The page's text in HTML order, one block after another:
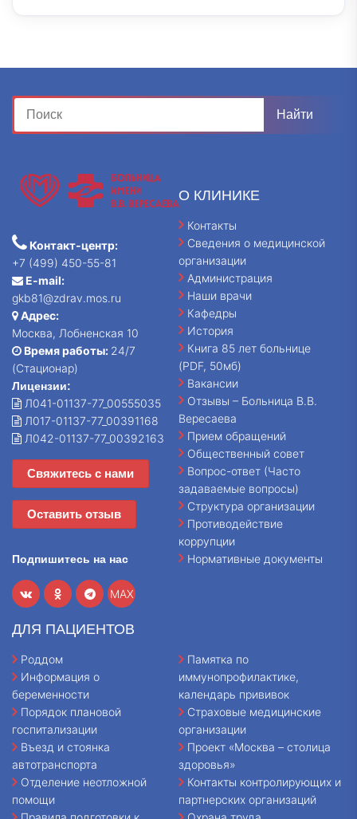
Контакт-центр:
+7 (499) 450-55-81
E-mail:
gkb81@zdrav.mos.ru
Адрес:
Москва, Лобненская 10
Время работы: 24/7
(Стационар)
Лицензии:
Л041-01137-77_00555035
Л017-01137-77_00391168
Л042-01137-77_00392163
Свяжитесь с нами
Оставить отзыв
Подпишитесь на нас
MAX
О КЛИНИКЕ
Контакты
Сведения о медицинской
организации
Администрация
Наши врачи
Кафедры
История
Книга 85 лет больнице
(PDF, 50мб)
Вакансии
Отзывы – Больница В.В.
Вересаева
Прием обращений
Общественный совет
Вопрос-ответ (Часто
задаваемые вопросы)
Структура организации
Противодействие
коррупции
Нормативные документы
ДЛЯ ПАЦИЕНТОВ
Роддом
Информация о
беременности
Порядок плановой
госпитализации
Въезд и стоянка
автотранспорта
Отделение неотложной
помощи
Памятка по
иммунопрофилактике,
календарь прививок
Страховые медицинские
организации
Проект «Москва – столица
здоровья»
Контакты контролирующих и
партнерских организаций